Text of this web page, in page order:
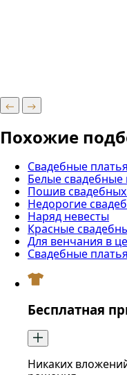
Похожие
Свадебные
Белые свадебные
Пошив свадебных
Недорогие
Наряд невесты
Красные
Для венчания в
Свадебные
Бесплатная
Никаких